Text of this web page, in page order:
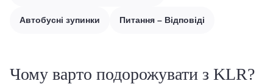
Автобусні зупинки Питання – Відповіді
Чому варто подорожувати з KLR?